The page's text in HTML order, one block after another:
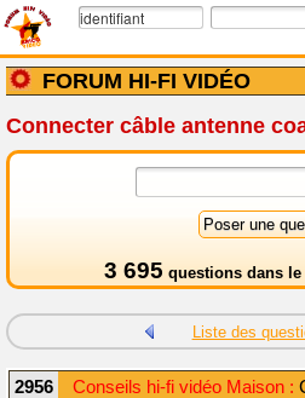
FORUM HI-FI VIDÉO
Connecter câble antenne
3 695 questions dans le
Liste des
2956 Conseils hi-fi vidéo Maison :